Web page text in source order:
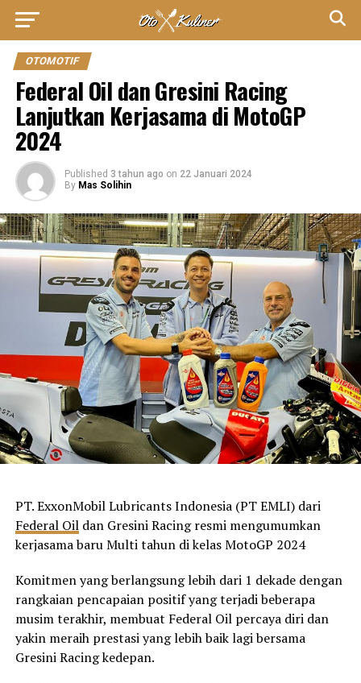
OTOMOTIF
Federal Oil dan Gresini Racing
Lanjutkan Kerjasama di MotoGP
2024
Published 3 tahun ago on 22 Januari 2024
By Mas Solihin
PT. ExxonMobil Lubricants Indonesia (PT EMLI) dari
Federal Oildan Gresini Racing resmi mengumumkan
kerjasama baru Multi tahun di kelas MotoGP 2024
Komitmen yang berlangsung lebih dari 1 dekade dengan
rangkaian pencapaian positif yang terjadi beberapa
musim terakhir, membuat Federal Oil percaya diri dan
yakin meraih prestasi yang lebih baik lagi bersama
Gresini Racing kedepan.